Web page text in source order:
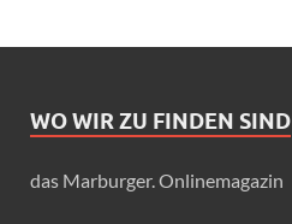
WO WIR ZU FINDEN SIND
das Marburger. Onlinemagazin